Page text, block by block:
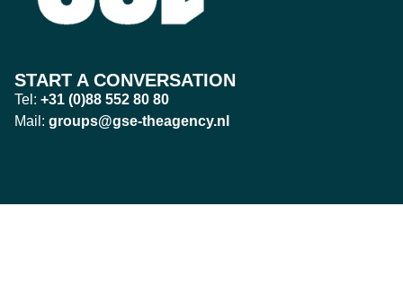
START A CONVERSATION
Tel: +31 (0)88 552 80 80
Mail: groups@gse-theagency.nl